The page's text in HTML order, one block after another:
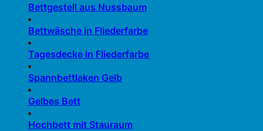
Bettgestell aus Nussbaum
Bettwäsche in Fliederfarbe
Tagesdecke in Fliederfarbe
Spannbettlaken Gelb
Gelbes Bett
Hochbett mit Stauraum